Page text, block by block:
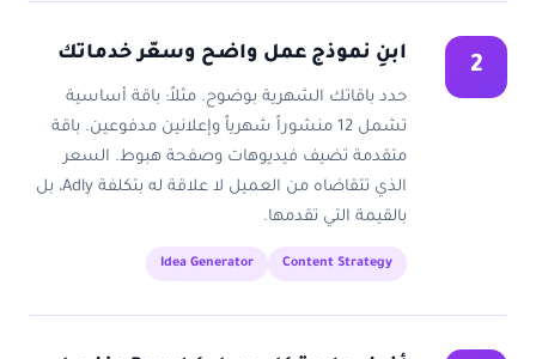
2 ابنِ نموذج عمل واضح وسعّر خدماتك
حدد باقاتك الشهرية بوضوح. مثلاً: باقة أساسية
تشمل 12 منشوراً شهرياً وإعلانين مدفوعين. باقة
متقدمة تضيف فيديوهات وصفحة هبوط. السعر
الذي تتقاضاه من العميل لا علاقة له بتكلفة Adly، بل
بالقيمة التي تقدمها.
Content Strategy
Idea Generator